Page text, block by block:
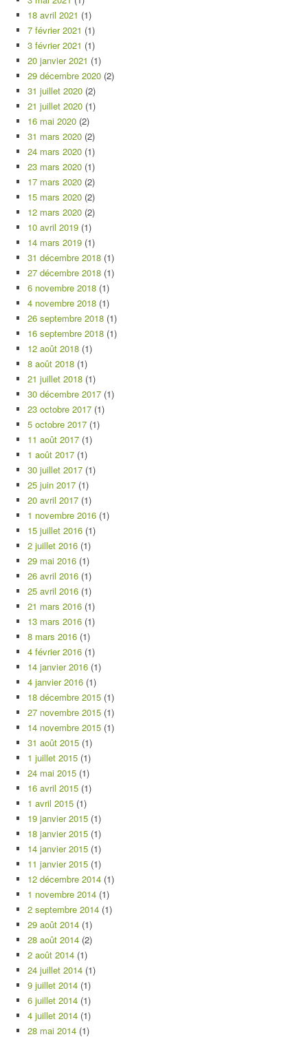
18 avril 2021 (1)
7 février 2021 (1)
3 février 2021 (1)
20 janvier 2021 (1)
29 décembre 2020 (2)
31 juillet 2020 (2)
21 juillet 2020 (1)
16 mai 2020 (2)
31 mars 2020 (2)
24 mars 2020 (1)
23 mars 2020 (1)
17 mars 2020 (2)
15 mars 2020 (2)
12 mars 2020 (2)
10 avril 2019 (1)
14 mars 2019 (1)
31 décembre 2018 (1)
27 décembre 2018 (1)
6 novembre 2018 (1)
4 novembre 2018 (1)
26 septembre 2018 (1)
16 septembre 2018 (1)
12 août 2018 (1)
8 août 2018 (1)
21 juillet 2018 (1)
30 décembre 2017 (1)
23 octobre 2017 (1)
5 octobre 2017 (1)
11 août 2017 (1)
1 août 2017 (1)
30 juillet 2017 (1)
25 juin 2017 (1)
20 avril 2017 (1)
1 novembre 2016 (1)
15 juillet 2016 (1)
2 juillet 2016 (1)
29 mai 2016 (1)
26 avril 2016 (1)
25 avril 2016 (1)
21 mars 2016 (1)
13 mars 2016 (1)
8 mars 2016 (1)
4 février 2016 (1)
14 janvier 2016 (1)
4 janvier 2016 (1)
18 décembre 2015 (1)
27 novembre 2015 (1)
14 novembre 2015 (1)
31 août 2015 (1)
1 juillet 2015 (1)
24 mai 2015 (1)
16 avril 2015 (1)
1 avril 2015 (1)
19 janvier 2015 (1)
18 janvier 2015 (1)
14 janvier 2015 (1)
11 janvier 2015 (1)
12 décembre 2014 (1)
1 novembre 2014 (1)
2 septembre 2014 (1)
29 août 2014 (1)
28 août 2014 (2)
2 août 2014 (1)
24 juillet 2014 (1)
9 juillet 2014 (1)
6 juillet 2014 (1)
4 juillet 2014 (1)
28 mai 2014 (1)